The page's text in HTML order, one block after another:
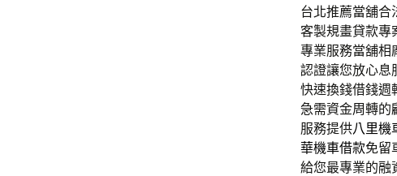
台北推薦當舖合
客製規畫貸款專
專業服務當舖相
認證讓您放心息
快速換錢借錢週
急需資金周轉的
服務提供八里機
華機車借款免留
給您最專業的融